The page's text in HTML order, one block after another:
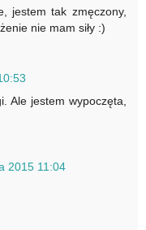
jestem tak zmęczony,
nie mam siły :)
Ale jestem wypoczęta,
2015 11:04